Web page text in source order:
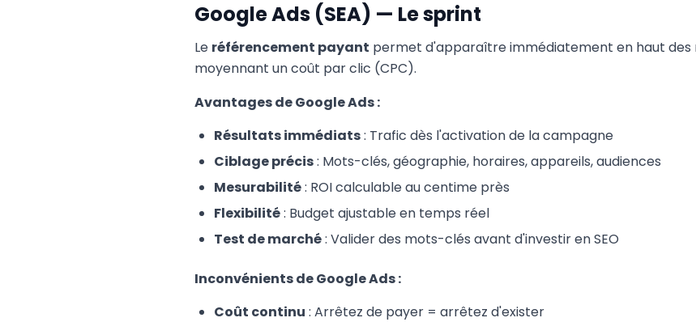
Google Ads (SEA) — Le sprint
Le référencement payant permet d'apparaître immédiatement en haut
moyennant un coût par clic (CPC).
Avantages de Google Ads :
Résultats immédiats: Trafic dès l'activation de la campagne
Ciblage précis: Mots-clés, géographie, horaires, appareils, audiences
Mesurabilité: ROI calculable au centime près
Flexibilité: Budget ajustable en temps réel
Test de marché: Valider des mots-clés avant d'investir en SEO
Inconvénients de Google Ads :
Coût continu : Arrêtez de payer = arrêtez d'exister